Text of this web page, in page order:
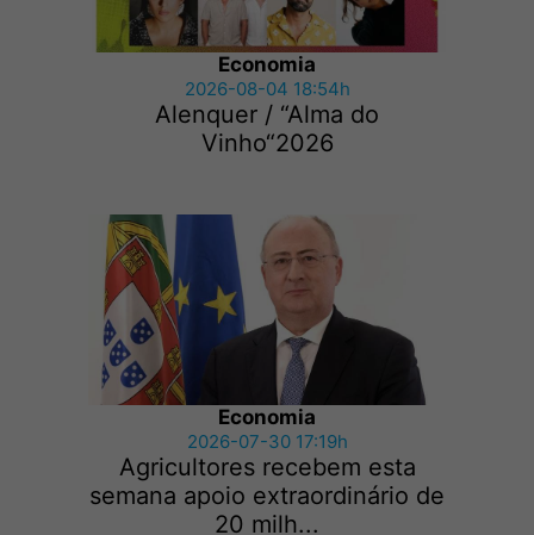
Economia
2026-08-04 18:54h
Alenquer / “Alma do
Vinho“2026
Economia
2026-07-30 17:19h
Agricultores recebem esta
semana apoio extraordinário de
20 milh...